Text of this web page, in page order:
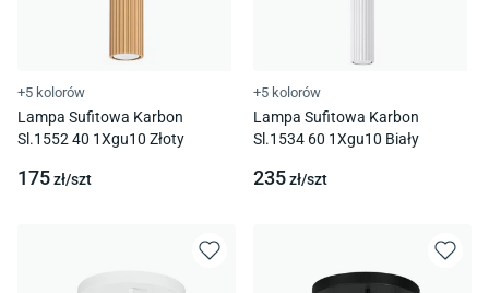
+5 kolorów
Lampa Sufitowa Karbon
Sl.1552 40 1Xgu10 Złoty
175zł/szt
+5 kolorów
Lampa Sufitowa Karbon
Sl.1534 60 1Xgu10 Biały
235zł/szt